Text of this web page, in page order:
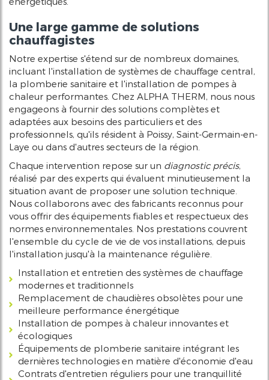
Une large gamme de solutions
chauffagistes
Notre expertise s'étend sur de nombreux domaines,
incluant l'installation de systèmes de chauffage central,
la plomberie sanitaire et l'installation de pompes à
chaleur performantes. Chez ALPHA THERM, nous nous
engageons à fournir des solutions complètes et
adaptées aux besoins des particuliers et des
professionnels, qu'ils résident à Poissy, Saint-Germain-en-
Laye ou dans d'autres secteurs de la région.
Chaque intervention repose sur un diagnostic précis,
réalisé par des experts qui évaluent minutieusement la
situation avant de proposer une solution technique.
Nous collaborons avec des fabricants reconnus pour
vous offrir des équipements fiables et respectueux des
normes environnementales. Nos prestations couvrent
l'ensemble du cycle de vie de vos installations, depuis
l'installation jusqu'à la maintenance régulière.
Installation et entretien des systèmes de chauffage
modernes et traditionnels
Remplacement de chaudières obsolètes pour une
meilleure performance énergétique
Installation de pompes à chaleur innovantes et
écologiques
Équipements de plomberie sanitaire intégrant les
dernières technologies en matière d'économie d'eau
Contrats d'entretien réguliers pour une tranquillité